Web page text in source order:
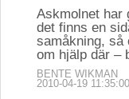
Askmolnet har
det finns en
samåkning, så
om hjälp där –
BENTE WIKMAN
2010-04-19 11:35:00